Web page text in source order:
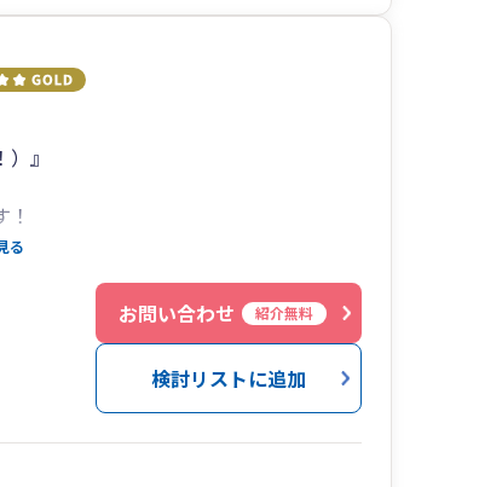
』
』
サポート致します！
る
お問い合わせ 紹介無料
検討リストに追加